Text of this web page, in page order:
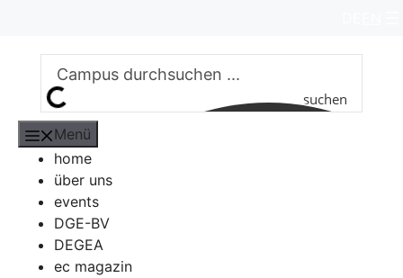
springen
suchen
Menü
home
über uns
events
DGE-BV
DEGEA
ec magazin